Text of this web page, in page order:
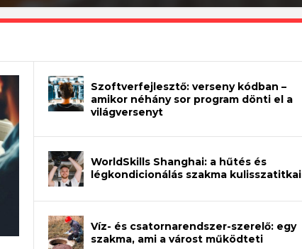
Szoftverfejlesztő: verseny kódban –
amikor néhány sor program dönti el a
világversenyt
WorldSkills Shanghai: a hűtés és
légkondicionálás szakma kulisszatitkai
Víz- és csatornarendszer-szerelő: egy
szakma, ami a várost működteti